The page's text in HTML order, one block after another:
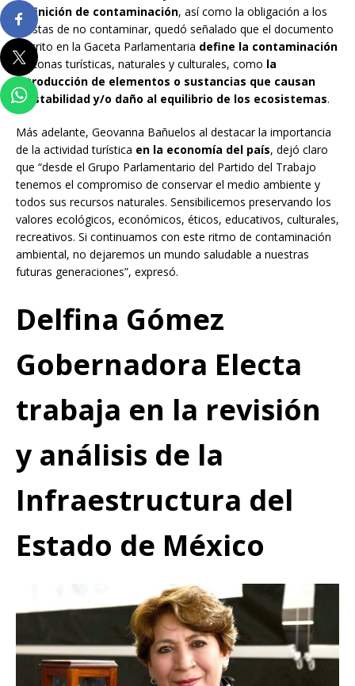
definición de contaminación, así como la obligación a los
turistas de no contaminar, quedó señalado que el documento
inscrito en la Gaceta Parlamentaria define la contaminación
en zonas turísticas, naturales y culturales, como la
introducción de elementos o sustancias que causan
inestabilidad y/o daño al equilibrio de los ecosistemas.
Más adelante, Geovanna Bañuelos al destacar la importancia
de la actividad turística en la economía del país, dejó claro
que “desde el Grupo Parlamentario del Partido del Trabajo
tenemos el compromiso de conservar el medio ambiente y
todos sus recursos naturales. Sensibilicemos preservando los
valores ecológicos, económicos, éticos, educativos, culturales,
recreativos. Si continuamos con este ritmo de contaminación
ambiental, no dejaremos un mundo saludable a nuestras
futuras generaciones”, expresó.
Delfina Gómez
Gobernadora Electa
trabaja en la revisión
y análisis de la
Infraestructura del
Estado de México